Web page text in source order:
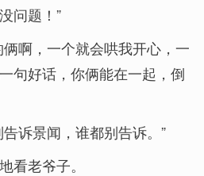
问题！”
啊，一个就会哄我开心，一
句好话，你俩能在一起，倒
诉景闻，谁都别告诉。”
看老爷子。